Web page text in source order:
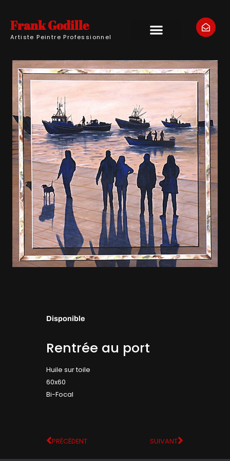
Frank Godille
Artiste Peintre Professionnel
Disponible
Rentrée au port
Huile sur toile
60x60
Bi-Focal
PRÉCÉDENT SUIVANT